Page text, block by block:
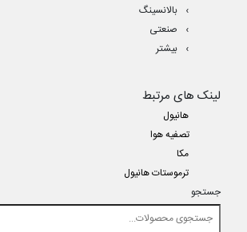
بالانسینگ
صنعتی
بیشتر
لینک های مرتبط
هانیول
تصفیه هوا
مکا
ترموستات هانیول
جستجو